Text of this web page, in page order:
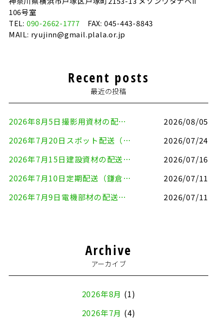
106号室
TEL: 090-2662-1777 FAX: 045-443-8843
MAIL: ryujinn@gmail.plala.or.jp
Recent posts
最近の投稿
2026年8月5日撮影用資材の配送（鎌倉市⇒港区）
2026/08/05
2026年7月20日スポット配送（横浜市金沢区⇒愛知県豊川市）
2026/07/24
2026年7月15日建設資材の配送（横浜市金沢区⇒横須賀市）
2026/07/16
2026年7月10日定期配送（鎌倉市⇔大田区）
2026/07/11
2026年7月9日電機部材の配送（横浜市戸塚区⇒品川区）
2026/07/11
Archive
アーカイブ
2026年8月 (1)
2026年7月 (4)